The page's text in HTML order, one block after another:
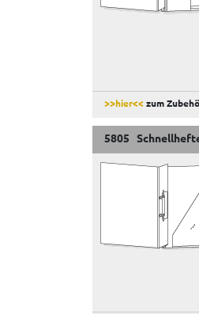
>>hier<<zum
5805